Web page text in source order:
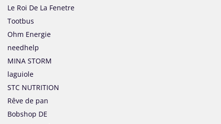
Le Roi De La Fenetre
Tootbus
Ohm Energie
needhelp
MINA STORM
laguiole
STC NUTRITION
Rêve de pan
Bobshop DE